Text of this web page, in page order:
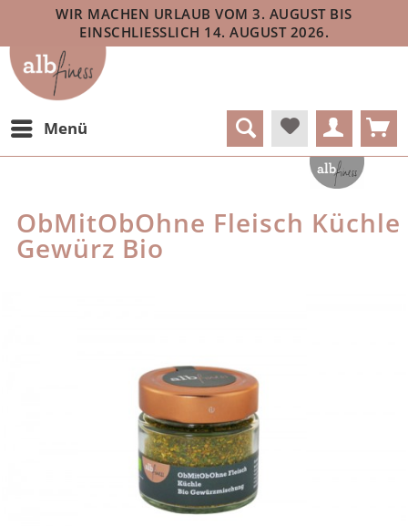
WIR MACHEN URLAUB VOM 3. AUGUST BIS
EINSCHLIESSLICH 14. AUGUST 2026.
Menü
ObMitObOhne Fleisch Küchle
Gewürz Bio